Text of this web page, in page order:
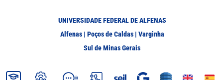
UNIVERSIDADE FEDERAL DE ALFENAS
Alfenas | Poços de Caldas | Varginha
Sul de Minas Gerais